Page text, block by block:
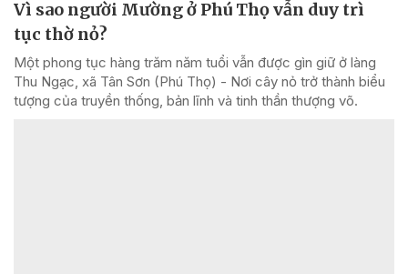
Vì sao người Mường ở Phú Thọ vẫn duy trì
tục thờ nỏ?
Một phong tục hàng trăm năm tuổi vẫn được gìn giữ ở làng
Thu Ngạc, xã Tân Sơn (Phú Thọ) - Nơi cây nỏ trở thành biểu
tượng của truyền thống, bản lĩnh và tinh thần thượng võ.